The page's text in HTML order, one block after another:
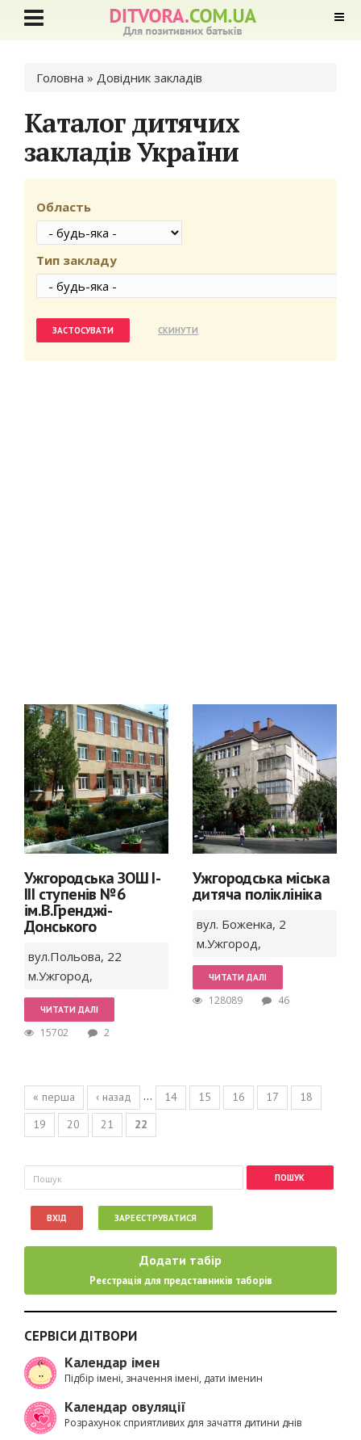
Ви є тут
Головна » Довідник закладів
Каталог дитячих
закладів України
Область
Тип закладу
Ужгородська ЗОШ І-
ІІІ ступенів №6
ім.В.Гренджі-
Донського
вул.Польова, 22
м.Ужгород,
ЧИТАТИ ДАЛІ
15702 2
Ужгородська міська
дитяча поліклініка
вул. Боженка, 2
м.Ужгород,
ЧИТАТИ ДАЛІ
128089 46
Сторінки
« перша ‹ назад … 14 15 16 17
18
19
20 21 22
Пошукова форма
Пошук
ВХІД ЗАРЕЄСТРУВАТИСЯ
Додати табір
Реєстрація для представників таборів
СЕРВІСИ ДІТВОРИ
Календар імен
Підбір імені, значення імені, дати іменин
Календар овуляції
Розрахунок сприятливих для зачаття дитини днів